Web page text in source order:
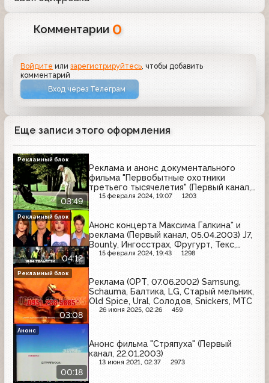
Комментарии 0
Войдите илизарегистрируйтесь, чтобы добавить
комментарий
Вход через Телеграм
Еще записи этого оформления
03:49
Реклама и анонс документального
фильма "Первобытные охотники
третьего тысячелетия" (Первый канал,
03.02.2003) Colgate, Orbit, Ruscafe,
15 февраля 2024, 19:07 1203
Рекламный блок
04:12
Анонс концерта Максима Галкина* и
реклама (Первый канал, 05.04.2003) J7,
Bounty, Ингосстрах, Фругурт, Текс,
Фабрика звёзд, Чудо, Принцесса Нури,
15 февраля 2024, 19:43 1298
Рекламный блок
03:08
Реклама (ОРТ, 07.06.2002) Samsung,
Schauma, Балтика, LG, Старый мельник,
Old Spice, Ural, Солодов, Snickers, МТС
26 июня 2025, 02:26 459
Рекламный блок
00:18
Анонс фильма "Стряпуха" (Первый
канал, 22.01.2003)
13 июня 2021, 02:37 2973
Анонс